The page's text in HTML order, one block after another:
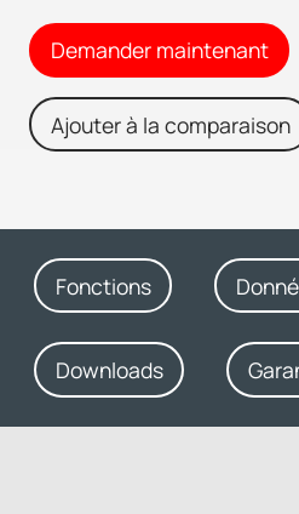
Demander maintenant
Ajouter à la comparaison
Fonctions
Downloads